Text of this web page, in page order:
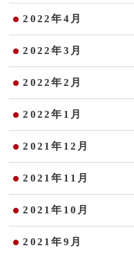
2022年4月
2022年3月
2022年2月
2022年1月
2021年12月
2021年11月
2021年10月
2021年9月